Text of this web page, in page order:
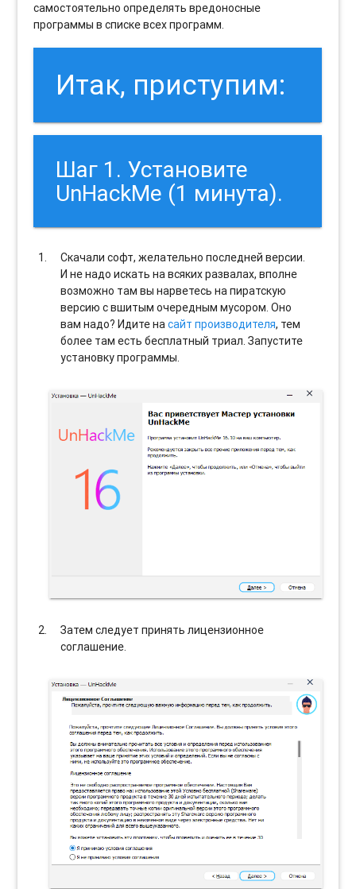
самостоятельно определять вредоносные
программы в списке всех программ.
Итак, приступим:
Шаг 1. Установите
UnHackMe (1 минута).
Скачали софт, желательно последней версии.
И не надо искать на всяких развалах, вполне
возможно там вы нарветесь на пиратскую
версию с вшитым очередным мусором. Оно
вам надо? Идите насайт производителя, тем
более там есть бесплатный триал. Запустите
установку программы.
Затем следует принять лицензионное
соглашение.